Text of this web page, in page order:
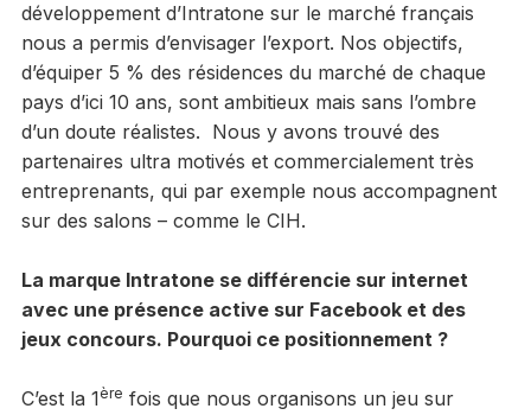
développement d’Intratone sur le marché français
nous a permis d’envisager l’export. Nos objectifs,
d’équiper 5 % des résidences du marché de chaque
pays d’ici 10 ans, sont ambitieux mais sans l’ombre
d’un doute réalistes. Nous y avons trouvé des
partenaires ultra motivés et commercialement très
entreprenants, qui par exemple nous accompagnent
sur des salons – comme le CIH.
La marque Intratone se différencie sur internet
avec une présence active sur Facebook et des
jeux concours. Pourquoi ce positionnement ?
C’est la 1ère fois que nous organisons un jeu sur